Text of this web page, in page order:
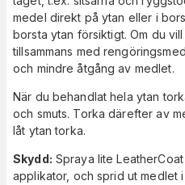
medel direkt på ytan eller i
borsta ytan försiktigt. Om du
tillsammans med
och mindre åtgång av medlet.
När du behandlat hela ytan
och smuts. Torka därefter av
låt ytan torka.
Skydd: Spraya lite
applikator, och sprid ut medlet